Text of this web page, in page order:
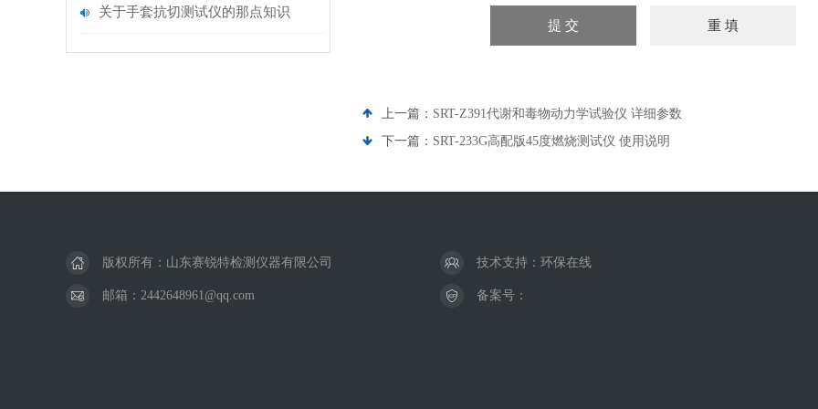
关于手套抗切测试仪的那点知识
上一篇： SRT-Z391代谢和毒物动力学试验仪 详细参数
下一篇： SRT-233G高配版45度燃烧测试仪 使用说明
版权所有：山东赛锐特检测仪器有限公司 技术支持： 环保在线
邮箱：2442648961@qq.com 备案号：